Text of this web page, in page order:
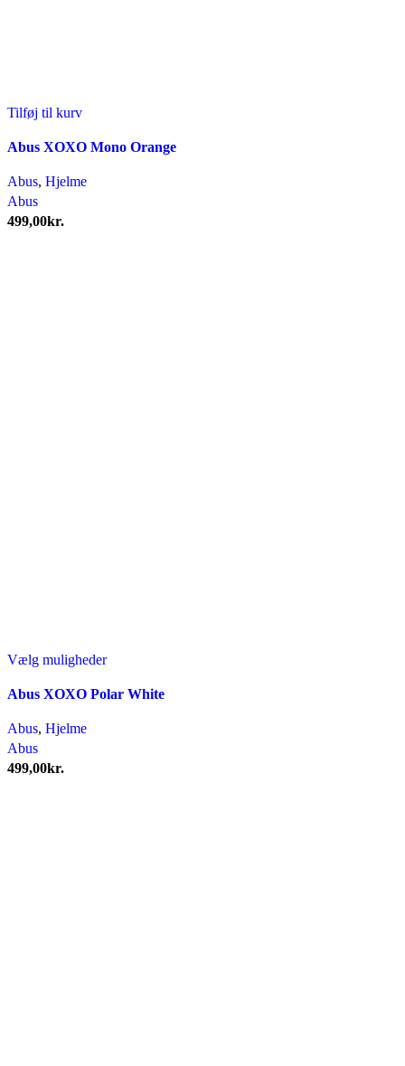
Tilføj til kurv
Abus XOXO Mono Orange
Abus, Hjelme
Abus
499,00kr.
Vælg mulighederDette
har
Abus XOXO Polar White
Abus, Hjelme
Abus
499,00kr.